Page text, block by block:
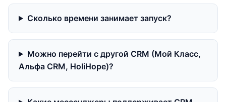
Сколько времени занимает запуск?
Можно перейти с другой CRM (Мой Класс,
Альфа CRM, HoliHope)?